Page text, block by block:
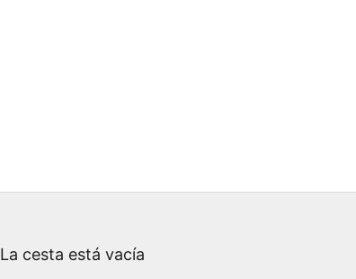
La cesta está vacía